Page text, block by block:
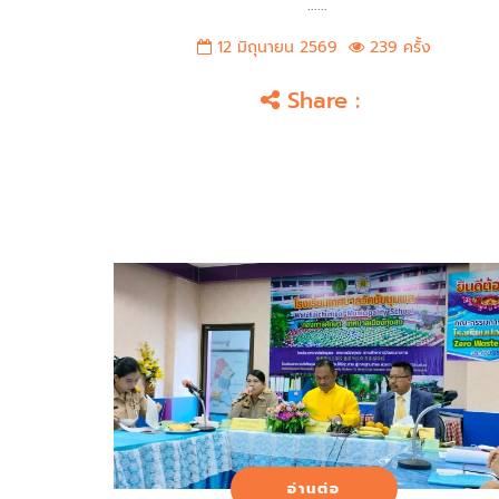
......
12 มิถุนายน 2569
239 ครั้ง
Share :
อ่านต่อ